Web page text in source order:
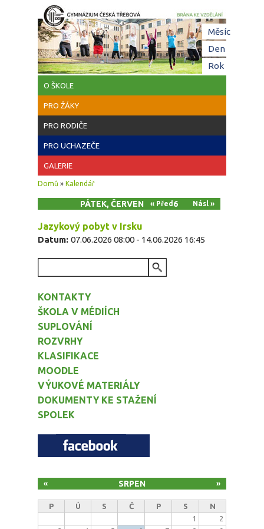
Přejít k hlavnímu obsahu
O ŠKOLE
PRO ŽÁKY
PRO RODIČE
PRO UCHAZEČE
GALERIE
Jste zde
Domů » Kalendář
PÁTEK, ČERVEN 12, 2026
« Před Násl »
Jazykový pobyt v Irsku
Datum: 07.06.2026 08:00 - 14.06.2026 16:45
KONTAKTY
ŠKOLA V MÉDIÍCH
SUPLOVÁNÍ
ROZVRHY
KLASIFIKACE
MOODLE
VÝUKOVÉ MATERIÁLY
DOKUMENTY KE STAŽENÍ
SPOLEK
SRPEN
« »
P Ú S Č P S
N
1
2
Měsíc
Den(aktivní
Rok